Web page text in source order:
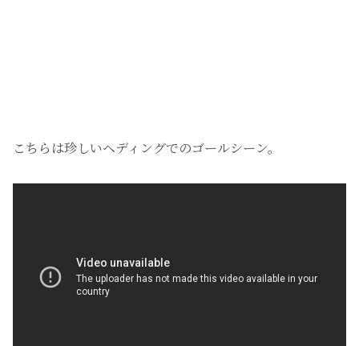
こちらは珍しいヘディングでのゴールシーン。